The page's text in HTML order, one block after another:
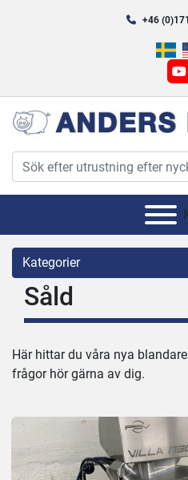
+46
Kategorier
Såld
Här hittar du våra nya
frågor hör gärna av dig.